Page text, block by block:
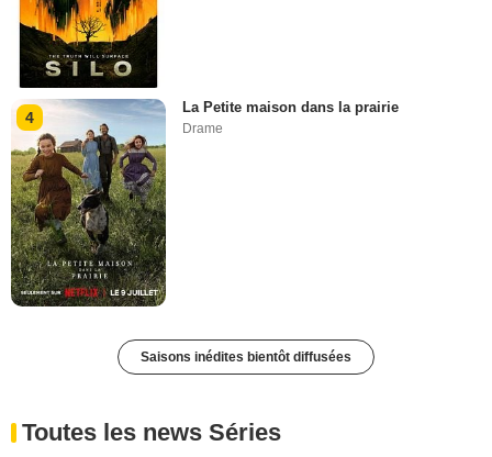
4
La Petite maison dans la prairie
Drame
Saisons inédites bientôt diffusées
Toutes les news Séries